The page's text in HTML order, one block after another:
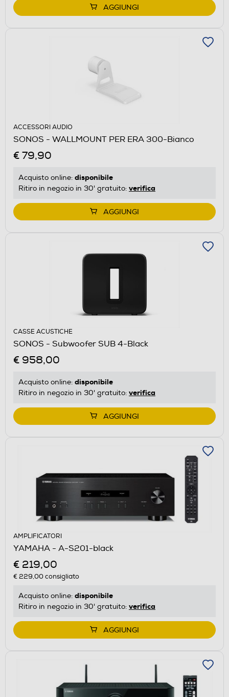
AGGIUNGI
ACCESSORI AUDIO
SONOS - WALLMOUNT PER ERA 300-Bianco
€ 79,90
Acquisto online: disponibile
Ritiro in negozio in 30' gratuito: verifica
AGGIUNGI
CASSE ACUSTICHE
SONOS - Subwoofer SUB 4-Black
€ 958,00
Acquisto online: disponibile
Ritiro in negozio in 30' gratuito: verifica
AGGIUNGI
AMPLIFICATORI
YAMAHA - A-S201-black
€ 219,00
€ 229,00consigliato
Acquisto online: disponibile
Ritiro in negozio in 30' gratuito: verifica
AGGIUNGI